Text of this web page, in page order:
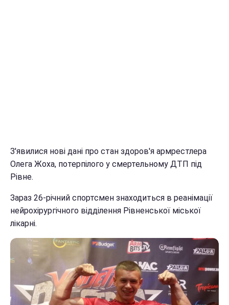
З'явилися нові дані про стан здоров'я армрестлера
Олега Жоха, потерпілого у смертельному ДТП під
Рівне.
Зараз 26-річний спортсмен знаходиться в реанімації
нейрохірургічного відділення Рівненської міської
лікарні.